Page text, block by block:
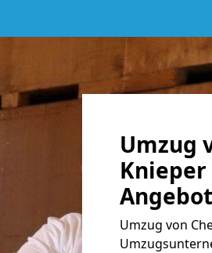
Umzug
Knieper
Umzug von